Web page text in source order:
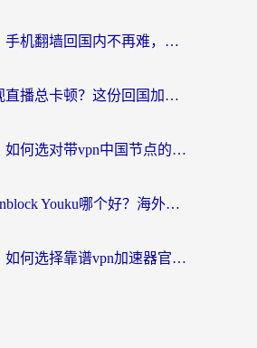
海外党必看：手机翻墙回国内不再难，一篇搞定无缝访问国内资源指南
海外华人电视直播总卡顿？这份回国加速器选择指南帮你无缝看国内资源
海外党必看：如何选对带vpn中国节点的加速器？无缝访问国内资源全攻略
ChickCN和Unblock Youku哪个好？海外党亲测4款热门回国加速器，附避坑指南
海外党必看：如何选择靠谱vpn加速器官网？轻松解决国内APP地区限制